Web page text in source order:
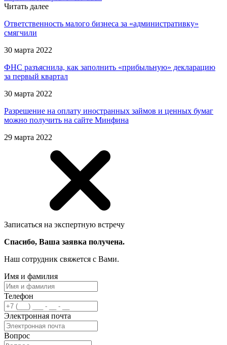
Читать далее
Ответственность малого бизнеса за «административку»
смягчили
30 марта 2022
ФНС разъяснила, как заполнить «прибыльную» декларацию
за первый квартал
30 марта 2022
Разрешение на оплату иностранных займов и ценных бумаг
можно получить на сайте Минфина
29 марта 2022
Записаться на экспертную встречу
Спасибо, Ваша заявка получена.
Наш сотрудник свяжется с Вами.
Имя и фамилия
Телефон
Электронная почта
Вопрос